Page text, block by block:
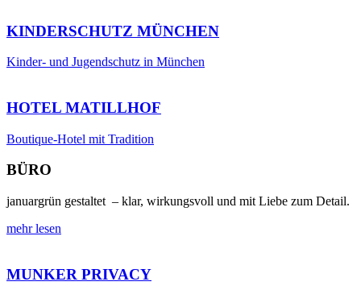
KINDERSCHUTZ MÜNCHEN
Kinder- und Jugendschutz in München
HOTEL MATILLHOF
Boutique-Hotel mit Tradition
BÜRO
januargrün gestaltet – klar, wirkungsvoll und mit Liebe zum Detail.
mehr lesen
MUNKER PRIVACY